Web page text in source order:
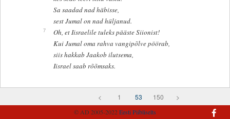
Sa saadad nad häbisse,
sest Jumal on nad hüljanud.
7
Oh, et Iisraelile tuleks pääste Siionist!
Kui Jumal oma rahva vangipõlve pöörab,
siis hakkab Jaakob ilutsema,
Iisrael saab rõõmsaks.
< 1 53 150 >
© AD 2005-2022Eesti Piibliselts